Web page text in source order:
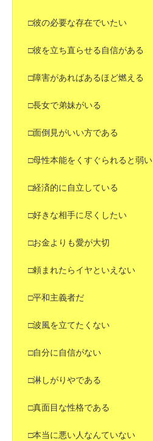
□彼の必要な存在でいたい
□彼を立ち直らせる自信がある
□障害があればあるほど燃える
□長女で弟妹がいる
□面倒見がいい方である
□母性本能をくすぐられると弱い
□経済的に自立している
□好きな相手に尽くしたい
□お金よりも愛が大切
□頼まれたらイヤといえない
□平和主義者だ
□波風を立てたくない
□自分に自信がない
□淋しがりやである
□真面目な性格である
□本当に悪い人なんていない